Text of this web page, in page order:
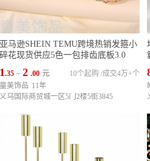
亚马逊SHEIN TEMU跨境热销发箍小
碎花现货供应5色一包排齿底板3.0
1.35 ~ 2 .00 元 成交4万+个
10个起购 /
童美饰品 11年
义乌国际商贸城一区5门2楼5街3845